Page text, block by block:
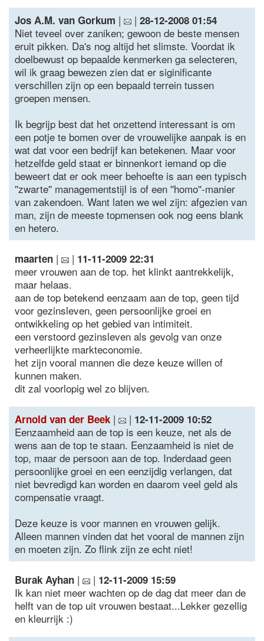
Jos A.M. van Gorkum | | 28-12-2008 01:54
Niet teveel over zaniken; gewoon de beste mensen
eruit pikken. Da's nog altijd het slimste. Voordat ik
doelbewust op bepaalde kenmerken ga selecteren,
wil ik graag bewezen zien dat er siginificante
verschillen zijn op een bepaald terrein tussen
groepen mensen.
Ik begrijp best dat het onzettend interessant is om
een potje te bomen over de vrouwelijke aanpak is en
wat dat voor een bedrijf kan betekenen. Maar voor
hetzelfde geld staat er binnenkort iemand op die
beweert dat er ook meer behoefte is aan een typisch
''zwarte'' managementstijl is of een ''homo''-manier
van zakendoen. Want laten we wel zijn: afgezien van
man, zijn de meeste topmensen ook nog eens blank
en hetero.
maarten | | 11-11-2009 22:31
meer vrouwen aan de top. het klinkt aantrekkelijk,
maar helaas.
aan de top betekend eenzaam aan de top, geen tijd
voor gezinsleven, geen persoonlijke groei en
ontwikkeling op het gebied van intimiteit.
een verstoord gezinsleven als gevolg van onze
verheerlijkte markteconomie.
het zijn vooral mannen die deze keuze willen of
kunnen maken.
dit zal voorlopig wel zo blijven.
Arnold van der Beek | | 12-11-2009 10:52
Eenzaamheid aan de top is een keuze, net als de
wens aan de top te staan. Eenzaamheid is niet de
top, maar de persoon aan de top. Inderdaad geen
persoonlijke groei en een eenzijdig verlangen, dat
niet bevredigd kan worden en daarom veel geld als
compensatie vraagt.
Deze keuze is voor mannen en vrouwen gelijk.
Alleen mannen vinden dat het vooral de mannen zijn
en moeten zijn. Zo flink zijn ze echt niet!
Burak Ayhan | | 12-11-2009 15:59
Ik kan niet meer wachten op de dag dat meer dan de
helft van de top uit vrouwen bestaat...Lekker gezellig
en kleurrijk :)